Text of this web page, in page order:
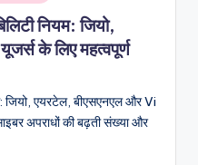
नियम: जियो,
के लिए महत्वपूर्ण
जियो, एयरटेल, बीएसएनएल और Vi
अपराधों की बढ़ती संख्या और